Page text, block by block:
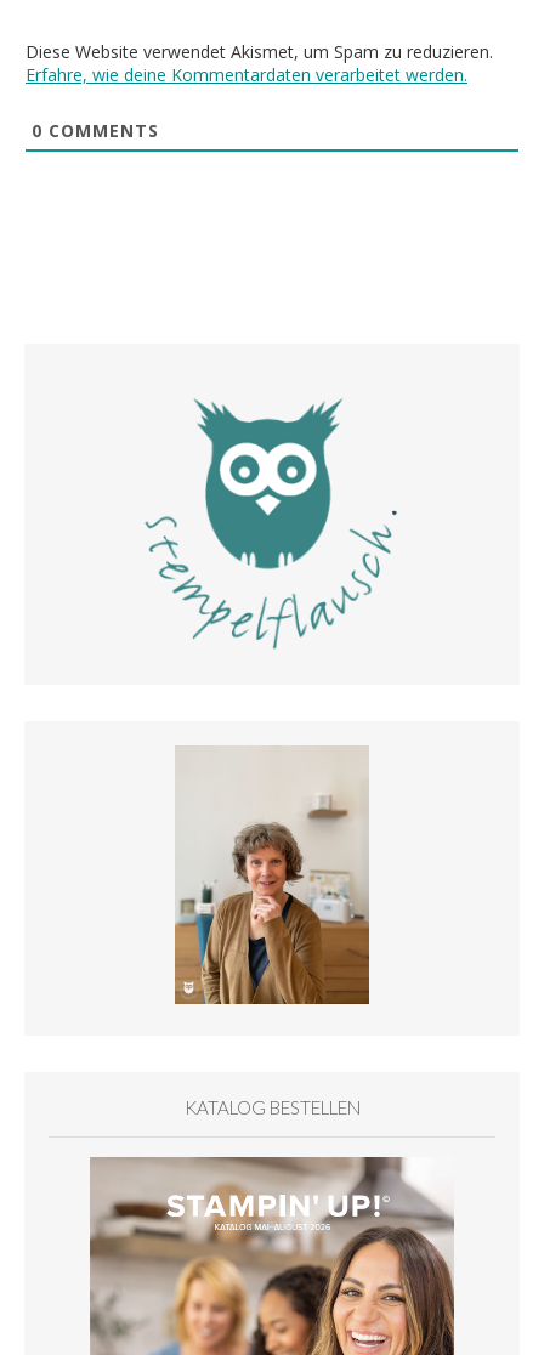
Diese Website verwendet Akismet, um Spam zu reduzieren.
Erfahre, wie deine Kommentardaten verarbeitet werden.
0 COMMENTS
KATALOG BESTELLEN